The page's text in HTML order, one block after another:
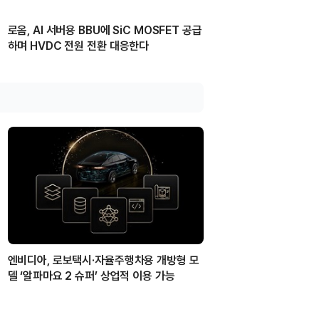
로옴, AI 서버용 BBU에 SiC MOSFET 공급
하며 HVDC 전원 전환 대응한다
엔비디아, 로보택시·자율주행차용 개방형 모
델 ‘알파마요 2 슈퍼’ 상업적 이용 가능